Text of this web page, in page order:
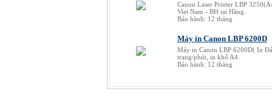
Canon Laser Printer LBP
Viet Nam - BH tại Hãng.
Bảo hành: 12 tháng
Máy in Canon LBP 6200D
Máy in Canon LBP 6200D( In
trang/phút, in khổ A4.
Bảo hành: 12 tháng